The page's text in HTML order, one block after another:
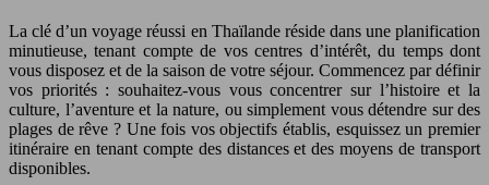
La clé d’un voyage réussi en Thaïlande réside dans une planification
minutieuse, tenant compte de vos centres d’intérêt, du temps dont
vous disposez et de la saison de votre séjour. Commencez par définir
vos priorités : souhaitez-vous vous concentrer sur l’histoire et la
culture, l’aventure et la nature, ou simplement vous détendre sur des
plages de rêve ? Une fois vos objectifs établis, esquissez un premier
itinéraire en tenant compte des distances et des moyens de transport
disponibles.